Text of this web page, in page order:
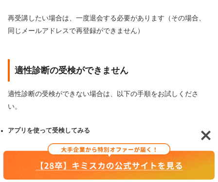
再受講したい場合は、一度退会する必要があります（その場合、
同じメールアドレスで再登録ができません）
適性診断の受検ができません
適性診断の受検ができない場合は、以下の手順をお試しくださ
い。
アプリを使って受検してみる
推奨ブラウザ（Chrome,Edge,FireFox,Safariの最新バージョン）で受